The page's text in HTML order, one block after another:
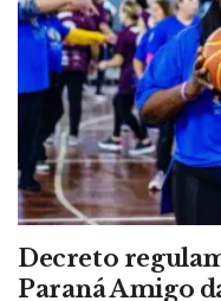
Decreto
Paraná Amigo